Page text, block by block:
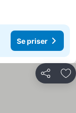
Se priser
Dela